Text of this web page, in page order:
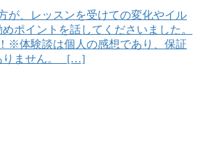
が、レッスンを受けての変化やイル
ポイントを話してくださいました。
※体験談は個人の感想であり、保証
りません。 […]